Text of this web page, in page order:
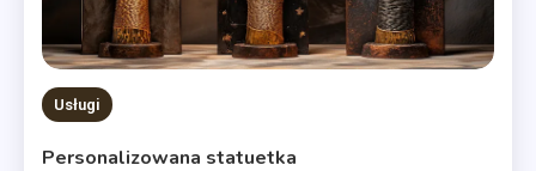
Usługi
Personalizowana statuetka